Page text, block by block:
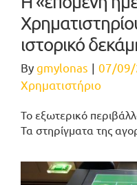
ιστορικό
Bygmylonas | 07/09/
Χρηματιστήριο
Το εξωτερικό
Τα στηρίγματα της